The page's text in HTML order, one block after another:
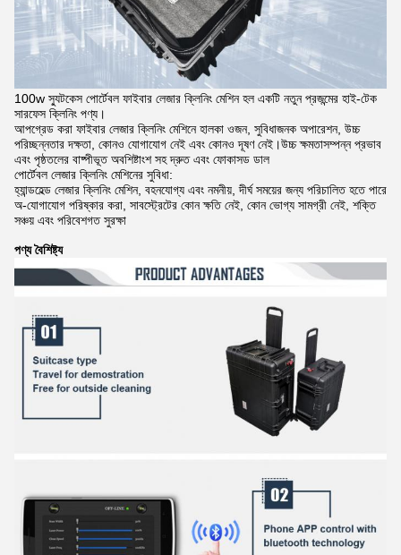
100w স্যুটকেস পোর্টেবল ফাইবার লেজার ক্লিনিং মেশিন হল একটি নতুন প্রজন্মের হাই-টেক
সারফেস ক্লিনিং পণ্য।
আপগ্রেড করা ফাইবার লেজার ক্লিনিং মেশিনে হালকা ওজন, সুবিধাজনক অপারেশন, উচ্চ
পরিচ্ছন্নতার দক্ষতা, কোনও যোগাযোগ নেই এবং কোনও দূষণ নেই।উচ্চ ক্ষমতাসম্পন্ন প্রভাব
এবং পৃষ্ঠতলের বাষ্পীভূত অবশিষ্টাংশ সহ দ্রুত এবং ফোকাসড ডাল
পোর্টেবল লেজার ক্লিনিং মেশিনের সুবিধা:
হ্যান্ডহেল্ড লেজার ক্লিনিং মেশিন, বহনযোগ্য এবং নমনীয়, দীর্ঘ সময়ের জন্য পরিচালিত হতে পারে
অ-যোগাযোগ পরিষ্কার করা, সাবস্ট্রেটের কোন ক্ষতি নেই, কোন ভোগ্য সামগ্রী নেই, শক্তি
সঞ্চয় এবং পরিবেশগত সুরক্ষা
পণ্য বৈশিষ্ট্য